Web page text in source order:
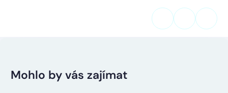
Mohlo by vás zajímat